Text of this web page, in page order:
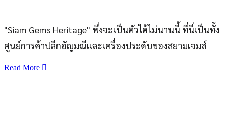
"Siam Gems Heritage" พึ่งจะเป็นตัวได้ไม่นานนี้ ที่นี่เป็นทั้ง
ศูนย์การค้าปลีกอัญมณีและเครื่องประดับของสยามเจมส์
Read More